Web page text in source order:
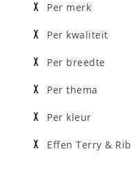
Per merk
Per kwaliteit
Per breedte
Per thema
Per kleur
Effen Terry & Rib